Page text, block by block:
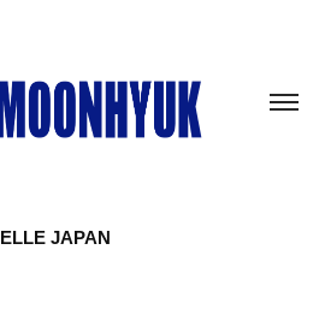
ELLE JAPAN